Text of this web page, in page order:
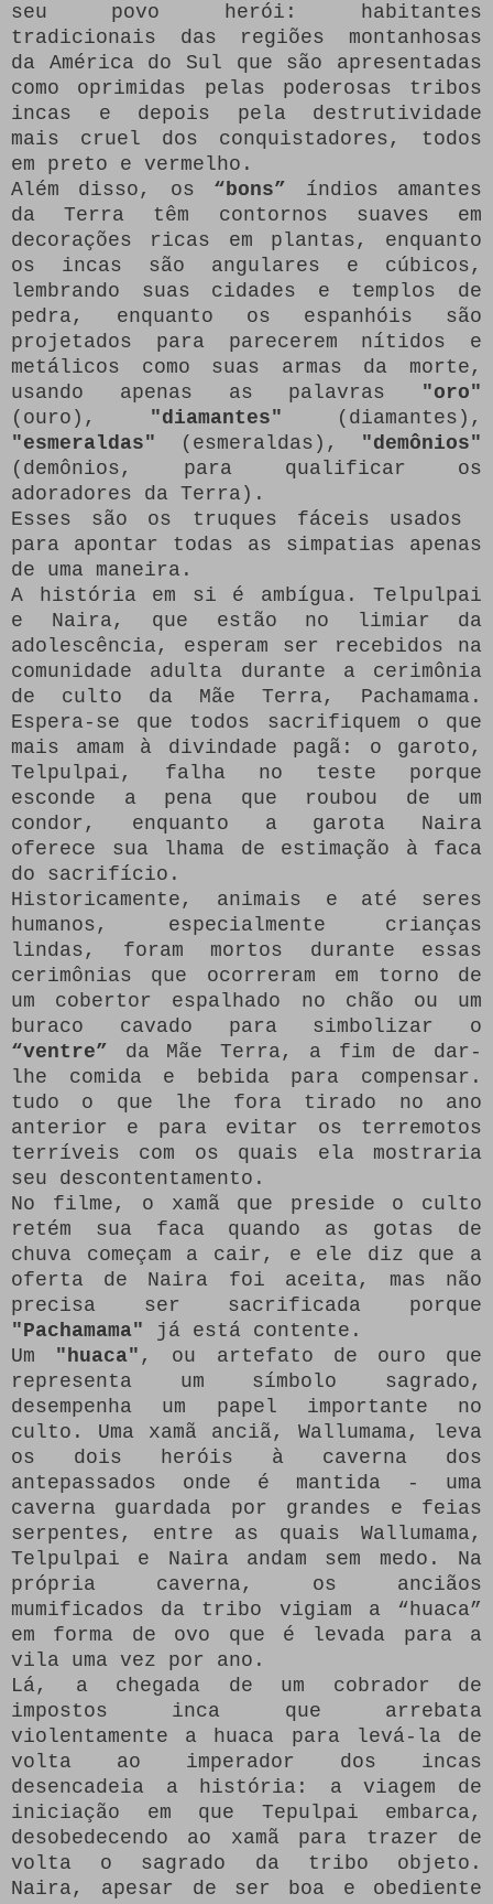
seu povo herói: habitantes
tradicionais das regiões montanhosas
da América do Sul que são apresentadas
como oprimidas pelas poderosas tribos
incas e depois pela destrutividade
mais cruel dos conquistadores, todos
em preto e vermelho.
Além disso, os “bons”
índios amantes
da Terra têm contornos suaves em
decorações ricas em plantas, enquanto
os incas são angulares e cúbicos,
lembrando suas cidades e templos de
pedra, enquanto os espanhóis são
projetados para parecerem nítidos e
metálicos como suas armas da morte,
usando apenas as palavras "oro"
(ouro), "diamantes" (diamantes),
"esmeraldas" (esmeraldas), "demônios"
(demônios, para qualificar os
adoradores da Terra).
Esses são os truques fáceis usados ​​
para apontar todas as simpatias apenas
de uma maneira.
A história em si é ambígua.
Telpulpai
e Naira, que estão no limiar da
adolescência, esperam ser recebidos na
comunidade adulta durante a cerimônia
de culto da Mãe Terra, Pachamama.
Espera-se que todos sacrifiquem o que
mais amam à divindade pagã: o garoto,
Telpulpai, falha no teste porque
esconde a pena que roubou de um
condor, enquanto a garota Naira
oferece sua lhama de estimação à faca
do sacrifício.
Historicamente, animais e até seres
humanos, especialmente crianças
lindas, foram mortos durante essas
cerimônias que ocorreram em torno de
um cobertor espalhado no chão ou um
buraco cavado para simbolizar o
“ventre” da Mãe Terra, a fim de dar-
lhe comida e bebida para compensar.
tudo o que lhe fora tirado no ano
anterior e para evitar os terremotos
terríveis com os quais ela mostraria
seu descontentamento.
No filme, o xamã que preside o culto
retém sua faca quando as gotas de
chuva começam a cair, e ele diz que a
oferta de Naira foi aceita, mas não
precisa ser sacrificada porque
"Pachamama" já está contente.
Um "huaca" , ou artefato de ouro que
representa um símbolo sagrado,
desempenha um papel importante no
culto.
Uma xamã anciã, Wallumama, leva
os dois heróis à caverna dos
antepassados ​​onde é mantida - uma
caverna guardada por grandes e feias
serpentes, entre as quais Wallumama,
Telpulpai e Naira andam sem medo.
Na
própria caverna, os anciãos
mumificados da tribo vigiam a “huaca”
em forma de ovo que é levada para a
vila uma vez por ano.
Lá, a chegada de um cobrador de
impostos inca que arrebata
violentamente a huaca para levá-la de
volta ao imperador dos incas
desencadeia a história: a viagem de
iniciação em que Tepulpai embarca,
desobedecendo ao xamã para trazer de
volta o sagrado da tribo objeto.
Naira, apesar de ser boa e obediente